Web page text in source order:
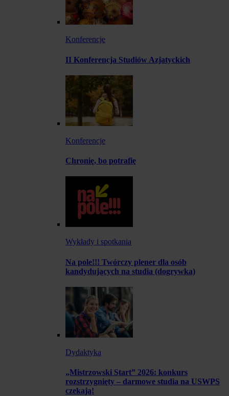
Konferencje
II Konferencja Studiów Azjatyckich
Konferencje
Chronię, bo potrafię
Wykłady i spotkania
Na pole!!! Twórczy plener dla osób
kandydujących na studia (dogrywka)
Dydaktyka
„Mistrzowski Start” 2026: konkurs
rozstrzygnięty – darmowe studia na USWPS
czekają!